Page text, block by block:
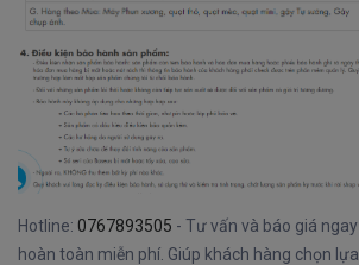
Hotline: 0767893505 - Tư vấn và báo giá
hoàn toàn miễn phí. Giúp khách hàng chọn